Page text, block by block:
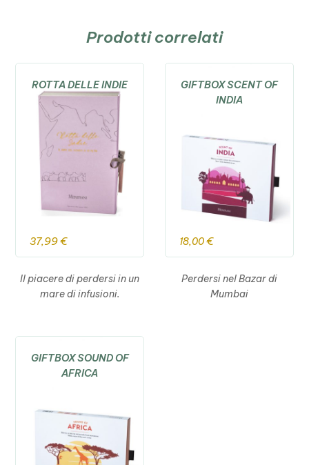
Prodotti correlati
ROTTA DELLE INDIE
37,99€
Il piacere di perdersi in un
mare di infusioni.
GIFTBOX SCENT OF
INDIA
18,00€
Perdersi nel Bazar di
Mumbai
GIFTBOX SOUND OF
AFRICA